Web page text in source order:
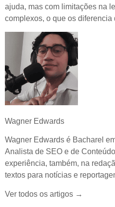
ajuda, mas com limitações na
complexos, o que os diferencia
Wagner Edwards
Wagner Edwards é Bacharel
Analista de SEO e de
experiência, também, na
textos para notícias e
Ver todos os artigos →